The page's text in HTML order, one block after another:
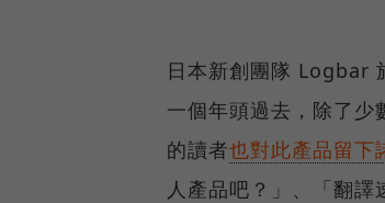
日本新創團隊 Logbar
一個年頭過去，除了
的讀者也對此產品留下
人產品吧？」、「翻